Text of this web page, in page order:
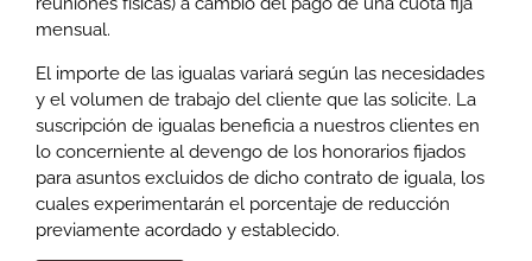
mensual.
El importe de las igualas variará según las necesidades
y el volumen de trabajo del cliente que las solicite. La
suscripción de igualas beneficia a nuestros clientes en
lo concerniente al devengo de los honorarios fijados
para asuntos excluidos de dicho contrato de iguala, los
cuales experimentarán el porcentaje de reducción
previamente acordado y establecido.